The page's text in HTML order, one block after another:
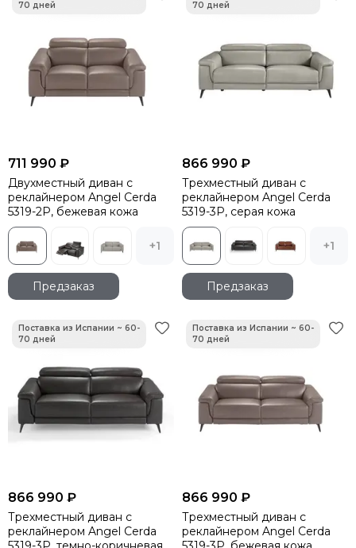
711 990 ₽
Двухместный диван с
реклайнером Angel Cerda
5319-2P, бежевая кожа
+1
Предзаказ
866 990 ₽
Трехместный диван с
реклайнером Angel Cerda
5319-3P, серая кожа
+1
Предзаказ
866 990 ₽
Трехместный диван с
реклайнером Angel Cerda
866 990 ₽
Трехместный диван с
реклайнером Angel Cerda